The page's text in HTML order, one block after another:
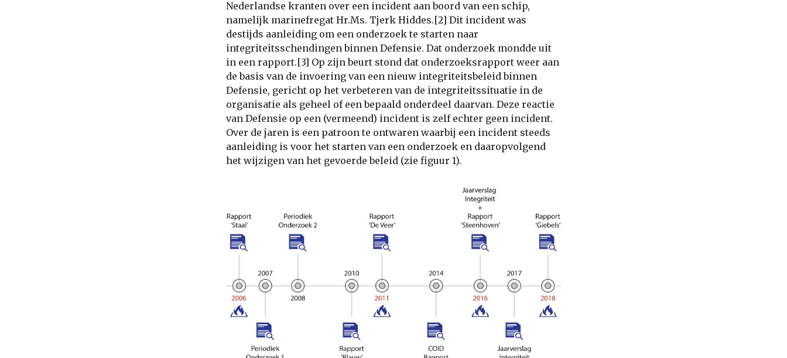
Nederlandse kranten over een incident aan boord van een schip,
namelijk marinefregat Hr.Ms. Tjerk Hiddes.[2] Dit incident was
destijds aanleiding om een onderzoek te starten naar
integriteitsschendingen binnen Defensie. Dat onderzoek mondde uit
in een rapport.[3] Op zijn beurt stond dat onderzoeksrapport weer aan
de basis van de invoering van een nieuw integriteitsbeleid binnen
Defensie, gericht op het verbeteren van de integriteitssituatie in de
organisatie als geheel of een bepaald onderdeel daarvan. Deze reactie
van Defensie op een (vermeend) incident is zelf echter geen incident.
Over de jaren is een patroon te ontwaren waarbij een incident steeds
aanleiding is voor het starten van een onderzoek en daaropvolgend
het wijzigen van het gevoerde beleid (zie figuur 1).